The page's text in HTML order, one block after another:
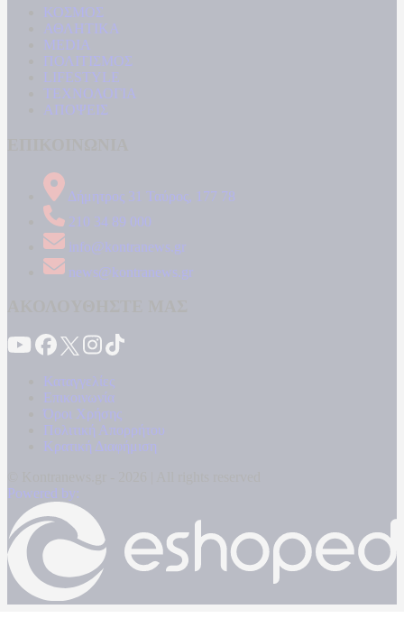
ΚΟΣΜΟΣ
ΑΘΛΗΤΙΚΑ
MEDIA
ΠΟΛΙΤΙΣΜΟΣ
LIFESTYLE
ΤΕΧΝΟΛΟΓΙΑ
ΑΠΟΨΕΙΣ
Δήμητρος 31 Ταύρος, 177 78
210 34 89 000
info@kontranews.gr
news@kontranews.gr
Καταγγελίες
Επικοινωνία
Όροι Χρήσης
Πολιτική Απορρήτου
Κρατική Διαφήμιση
Powered by: